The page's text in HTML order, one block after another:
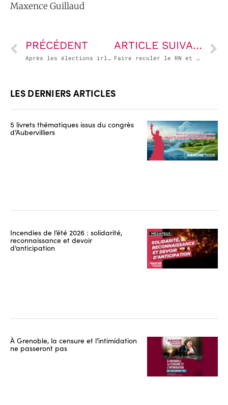
Maxence Guillaud
PRÉCÉDENT
Après les élections irlandaises du 29 novembre, le Sinn Féin face à la nécessité de construire une alternative républicaine à gauche
ARTICLE SUIVANT
Faire reculer le RN et rassembler les Français – UGR24 – dimanche 13 octobre 2024
LES DERNIERS ARTICLES
5 livrets thématiques issus du congrès
d’Aubervilliers
Incendies de l’été 2026 : solidarité,
reconnaissance et devoir
d’anticipation
À Grenoble, la censure et l’intimidation
ne passeront pas